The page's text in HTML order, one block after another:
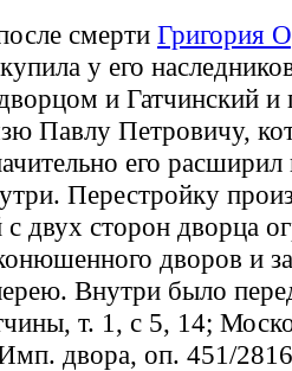
смерти Григория
у его
и Гатчинский и
Павлу Петровичу,
его
Перестройку
двух сторон дворца
дворов и
Внутри было
т. 1, с 5, 14;
двора, оп. 451/